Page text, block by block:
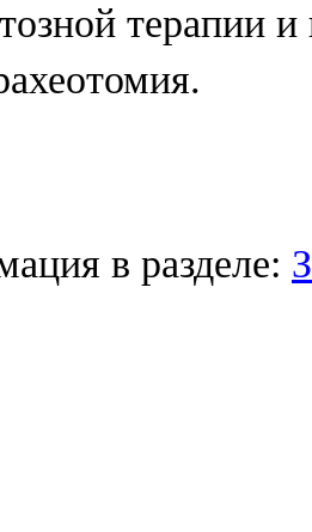
терапии и
в разделе: